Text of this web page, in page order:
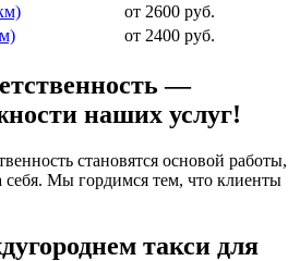
от 2600 руб.
от 2400 руб.
—
наших услуг!
становятся основой работы,
себя. Мы гордимся тем, что клиенты
такси для